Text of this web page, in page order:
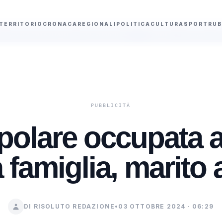
TERRITORIO CRONACA REGIONALI POLITICA CULTURA SPORT
1000 di Montreal
occupata
famiglia, marito
DI RISOLUTO REDAZIONE • 03 OTTOBRE 2024 · 06:29